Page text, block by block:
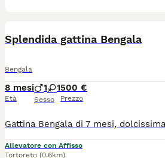
Splendida gattina Bengala
Bengala
8 mesi
Età
1 1
Sesso
500 €
Prezzo
Allevatore con Affisso
Tortoreto (0.6km)